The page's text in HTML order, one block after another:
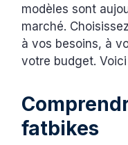
modèles sont
marché.
à vos besoins, à
votre budget.
fatbikes